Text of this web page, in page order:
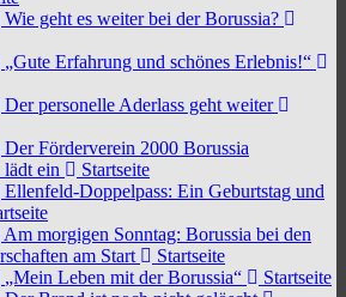
Wie geht es weiter bei der Borussia?
„Gute Erfahrung und schönes Erlebnis!“
Der personelle Aderlass geht weiter
Der Förderverein 2000 Borussia
ein
Startseite
Ellenfeld-Doppelpass: Ein Geburtstag und
Am morgigen Sonntag: Borussia bei den
am Start
Startseite
„Mein Leben mit der Borussia“
Startseite